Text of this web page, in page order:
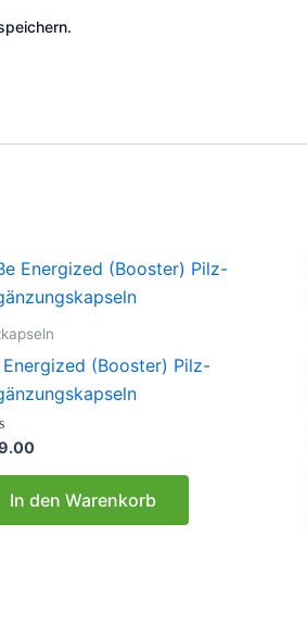
Energized (Booster) Pilz-
In den Warenkorb